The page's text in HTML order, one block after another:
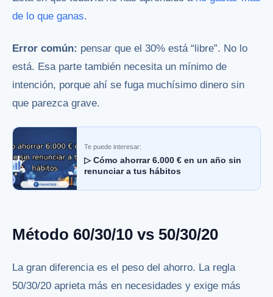
de lo que ganas.
Error común: pensar que el 30% está “libre”. No lo
está. Esa parte también necesita un mínimo de
intención, porque ahí se fuga muchísimo dinero sin
que parezca grave.
Te puede interesar:
▷ Cómo ahorrar 6.000 € en un año sin
renunciar a tus hábitos
Método 60/30/10 vs 50/30/20
La gran diferencia es el peso del ahorro. La regla
50/30/20 aprieta más en necesidades y exige más